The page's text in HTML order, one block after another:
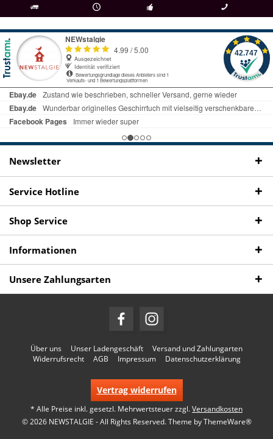
ab € 69 Bestellwert seit 98 Jahren Fachgeschäft + telefonisch erreichbar
09497 1511
Newsletter
Service Hotline
Shop Service
Informationen
Unsere Zahlungsarten
Über uns Unser Ladengeschäft
Versand und Zahlungarten
Widerrufsrecht
AGB Impressum Datenschutzerklärung
Vertrag widerrufen
* Alle Preise inkl. gesetzl. Mehrwertsteuer zzgl.Versandkosten
© 2026 NEWSTALGIE - All Rights Reserved. Theme byThemeWare®